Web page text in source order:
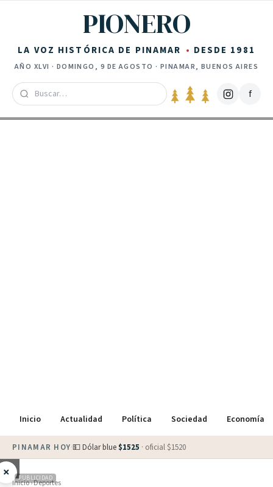
PIONERO
LA VOZ HISTÓRICA DE PINAMAR DESDE 1981
AÑO XLVI · DOMINGO, 9 DE AGOSTO · PINAMAR, BUENOS AIRES
f
Inicio Actualidad Política Sociedad Economía
PINAMAR HOY·💵 Dólar blue $1525 · oficial $1520
× PUBLICIDAD
Inicio›Deportes